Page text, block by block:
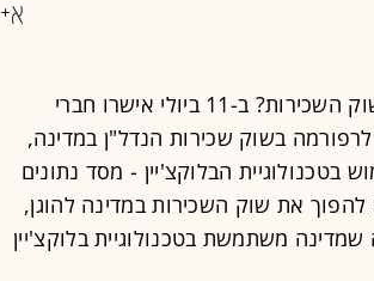
כיצד יכולה הטכנולוגיה לסייע בחיזוקו של שוק השכירות? ב-11 ביולי אישרו חברי
בשוק שכירות הנדל"ן במדינה,
בשוק שימוש בטכנולוגיית הבלוקצ'יין - מסד נתונים
את שוק השכירות במדינה להוגן,
שמדינה משתמשת בטכנולוגיית בלוקצ'יין